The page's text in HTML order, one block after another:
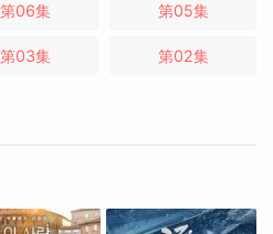
第06集 第05集
第03集 第02集